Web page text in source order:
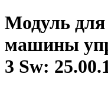
Модуль
машины
3 Sw: